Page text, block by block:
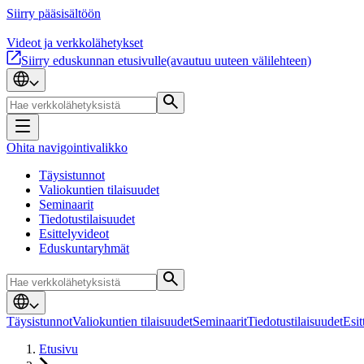
Siirry pääsisältöön
Videot ja verkkolähetykset
Siirry eduskunnan etusivulle(avautuu uuteen välilehteen)
Ohita navigointivalikko
Täysistunnot
Valiokuntien tilaisuudet
Seminaarit
Tiedotustilaisuudet
Esittelyvideot
Eduskuntaryhmät
TäysistunnotValiokuntien tilaisuudetSeminaaritTiedotustilaisuudet
Etusivu